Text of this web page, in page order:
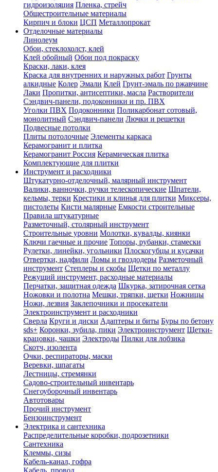
гидроизоляция Пленка, стрейч
Общестроительные материалы
Кирпич и блоки ЦСП Металлопрокат
Отделочные материалы
Линолеум
Обои, стеклохолст, клей
Клей обойный Обои под покраску
Краски, лаки, клея
Краска для внутренних и наружных работ Грунты
алкидные Колер Эмали Клей Грунт-эмаль по ржавчине
Лаки Пропитки, антисептики, масла Растворители
Сэндвич-панели, подоконники и пр. ПВХ
Уголки ПВХ Подоконники Поликарбонат сотовый,
монолитный Сэндвич-панели Лючки и решетки
Подвесные потолки
Плиты потолочные Элементы каркаса
Керамогранит и плитка
Керамогранит Россия Керамическая плитка
Комплектующие для плитки
Инструмент и расходники
Штукатурно-отделочный, малярный инструмент
Валики, ванночки, ручки телескопические Шпатели,
кельмы, терки Крестики и клинья для плитки Миксеры,
пистолеты Кисти малярные Емкости строительные
Правила штукатурные
Разметочный, столярный инструмент
Строительные уровни Молотки, кувалды, киянки
Ключи гаечные и прочие Топоры, рубанки, стамески
Рулетки, линейки, угольники Плоскогубцы и кусачки
Отвертки, надфили Ломы и гвоздодеры Разметочный
инструмент Степлеры и скобы Щетки по металлу
Режущий инструмент, расходные материалы
Перчатки, защитная одежда Шкурка, затирочная сетка
Ножовки и полотна Мешки, тряпки, щетки Ножницы
Ножи, лезвия Заклепочники и просекатели
Электроинструмент и расходники
Сверла Круги и диски Адаптеры и биты Буры по бетону
sds+ Коронки, зубила, пики Электроинструмент Щетки-
крацовки, чашки Электроды Пилки для лобзика
Скотч, изолента
Очки, респираторы, маски
Веревки, шпагаты
Лестницы, стремянки
Садово-строительный инвентарь
Снегоуборочный инвентарь
Автотовары
Прочий инструмент
Бензоинструмент
Электрика и сантехника
Распределительные коробки, подрозетники
Сантехника
Клеммы, сизы
Кабель-канал, гофра
Кабель, провод